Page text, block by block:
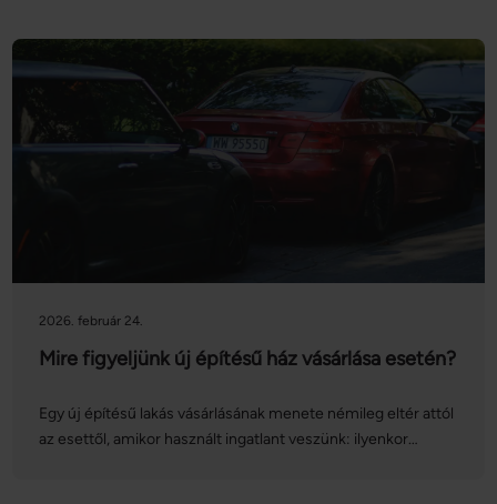
veszíthetjük el a foglalót, és ez a vételárnak általában
mekkora része? Ebben nyújt segítséget cikkünk is –
nézzük, mit kell tudni a lakás foglalóról, és miben tér
el ettől az előleg!
2026. február 24.
Mire figyeljünk új építésű ház vásárlása esetén?
Egy új építésű lakás vásárlásának menete némileg eltér attól
az esettől, amikor használt ingatlant veszünk: ilyenkor